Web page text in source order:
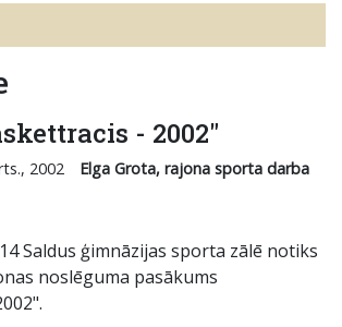
- 2002"
2002
Elga Grota, rajona sporta darba
Saldus ģimnāzijas sporta zālē notiks
noslēguma pasākums